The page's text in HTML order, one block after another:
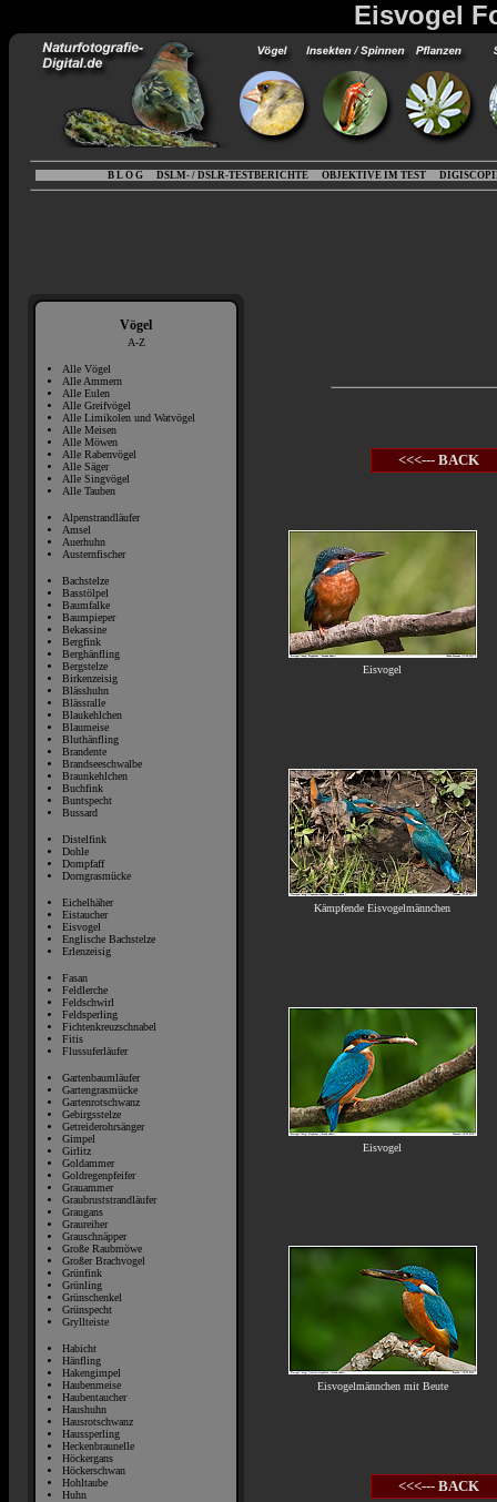
Eisvogel
B L O G DSLM- / DSLR-TESTBERICHTE OBJEKTIVE IM TEST
Vögel
A-Z
Alle Vögel
Alle Ammern
Alle Eulen
Alle Greifvögel
Alle Limikolen und Watvögel
Alle Meisen
Alle Möwen
Alle Rabenvögel
Alle Säger
Alle Singvögel
Alle Tauben
Alpenstrandläufer
Amsel
Auerhuhn
Austernfischer
Bachstelze
Basstölpel
Baumfalke
Baumpieper
Bekassine
Bergfink
Berghänfling
Bergstelze
Birkenzeisig
Blässhuhn
Blässralle
Blaukehlchen
Blaumeise
Bluthänfling
Brandente
Brandseeschwalbe
Braunkehlchen
Buchfink
Buntspecht
Bussard
Distelfink
Dohle
Dompfaff
Dorngrasmücke
Eichelhäher
Eistaucher
Eisvogel
Englische Bachstelze
Erlenzeisig
Fasan
Feldlerche
Feldschwirl
Feldsperling
Fichtenkreuzschnabel
Fitis
Flussuferläufer
Gartenbaumläufer
Gartengrasmücke
Gartenrotschwanz
Gebirgsstelze
Getreiderohrsänger
Gimpel
Girlitz
Goldammer
Goldregenpfeifer
Grauammer
Graubruststrandläufer
Graugans
Graureiher
Grauschnäpper
Große Raubmöwe
Großer Brachvogel
Grünfink
Grünling
Grünschenkel
Grünspecht
Gryllteiste
Habicht
Hänfling
Hakengimpel
Haubenmeise
Haubentaucher
Haushuhn
Hausrotschwanz
Haussperling
Heckenbraunelle
Höckergans
Höckerschwan
Hohltaube
Huhn
<<<--- BACK
Eisvogel
Kämpfende Eisvogelmännchen
Eisvogel
Eisvogelmännchen mit Beute
<<<--- BACK